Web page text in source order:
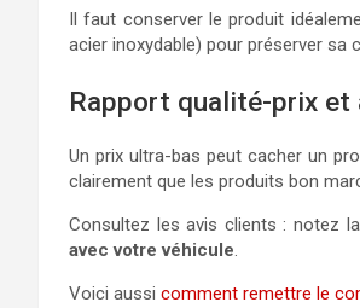
Il faut conserver le produit
acier inoxydable) pour préserver sa
Rapport qualité-prix
Un prix ultra-bas peut cacher un
clairement que les produits bon
Consultez les avis clients : notez
avec votre véhicule.
Voici aussi comment remettre le